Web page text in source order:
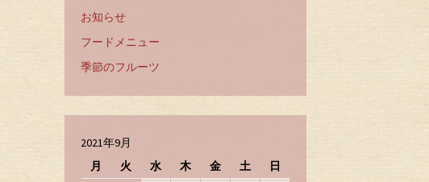
お知らせ
フードメニュー
季節のフルーツ
2021年9月
月
火 水 木 金 土 日